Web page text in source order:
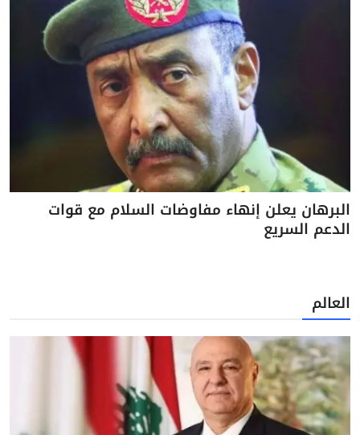
البرهان يعلن إنهاء مفاوضات السلام مع قوات
الدعم السريع
العالم